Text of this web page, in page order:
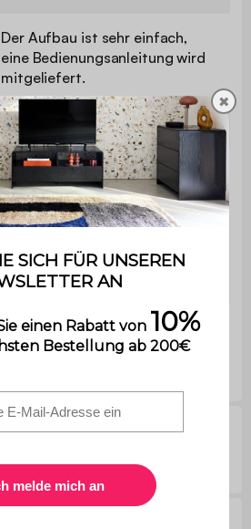
Der Aufbau ist sehr einfach,
eine Bedienungsanleitung wird
mitgeliefert.
B 60 x T 13 x H 30 cm
B 34,5 x T 12 x H 23,5 cm
5 kg pro Regal
1,62 kg / 1,58 kg / 1,82 kg
✖